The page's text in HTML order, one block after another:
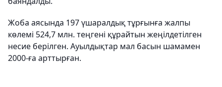
Жоба аясында 197 үшаралдық тұрғынға жалпы
көлемі 524,7 млн. теңгені құрайтын жеңілдетілген
несие берілген. Ауылдықтар мал басын шамамен
2000-ға арттырған.